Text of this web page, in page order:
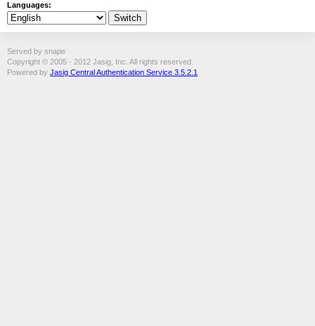
Languages:
Served by snape
Copyright © 2005 - 2012 Jasig, Inc. All rights reserved.
Powered by Jasig Central Authentication Service 3.5.2.1